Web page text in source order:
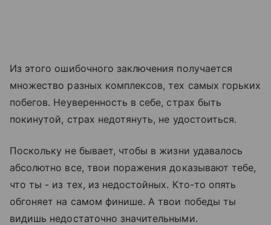
Из этого ошибочного заключения получается
множество разных комплексов, тех самых горьких
побегов. Неуверенность в себе, страх быть
покинутой, страх недотянуть, не удостоиться.
Поскольку не бывает, чтобы в жизни удавалось
абсолютно все, твои поражения доказывают тебе,
что ты - из тех, из недостойных. Кто-то опять
обгоняет на самом финише. А твои победы ты
видишь недостаточно значительными.